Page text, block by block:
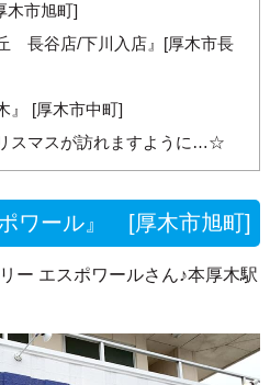
木市旭町]
長谷店/下川入店』[厚木市長
』 [厚木市中町]
スマスが訪れますように…☆
ポワール』 [厚木市旭町]
ー エスポワールさん♪本厚木駅